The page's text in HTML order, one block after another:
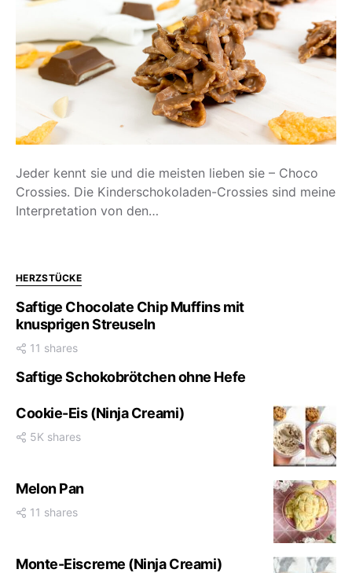
Jeder kennt sie und die meisten lieben sie – Choco
Crossies. Die Kinderschokoladen-Crossies sind meine
Interpretation von den…
HERZSTÜCKE
Saftige Chocolate Chip Muffins mit
knusprigen Streuseln
11 shares
Saftige Schokobrötchen ohne Hefe
Cookie-Eis (Ninja Creami)
5K shares
Melon Pan
11 shares
Monte-Eiscreme (Ninja Creami)